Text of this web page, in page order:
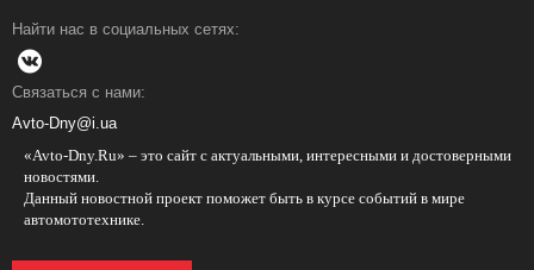
Найти нас в социальных сетях:
Связаться с нами:
Avto-Dny@i.ua
«Avto-Dny.Ru» – это сайт с актуальными, интересными и достоверными
новостями.
Данный новостной проект поможет быть в курсе событий в мире
автомототехнике.